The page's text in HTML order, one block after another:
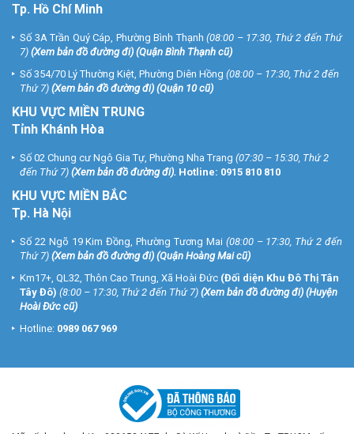
Tp. Hồ Chí Minh
Số 3A Trần Quý Cáp, Phường Bình Thạnh (08:00 – 17:30, Thứ 2 đến Thứ
7) (Xem bản đồ đường đi) (Quận Bình Thạnh cũ)
Số 354/70 Lý Thường Kiệt, Phường Diên Hồng (08:00 – 17:30, Thứ 2 đến
Thứ 7) (Xem bản đồ đường đi) (Quận 10 cũ)
KHU VỰC MIỀN TRUNG
Tỉnh Khánh Hòa
Số 02 Chung cư Ngô Gia Tự, Phường Nha Trang (07:30 – 15:30, Thứ 2
đến Thứ 7) (Xem bản đồ đường đi). Hotline: 0915 810 810
KHU VỰC MIỀN BẮC
Tp. Hà Nội
Số 22 Ngõ 19 Kim Đồng, Phường Tương Mai (08:00 – 17:30, Thứ 2 đến
Thứ 7) (Xem bản đồ đường đi) (Quận Hoàng Mai cũ)
Km17+, QL32, Thôn Cao Trung, Xã Hoài Đức (Đối diện Khu Đô Thị Tân
Tây Đô) (8:00 – 17:30, Thứ 2 đến Thứ 7) (Xem bản đồ đường đi) (Huyện
Hoài Đức cũ)
Hotline: 0989 067 969